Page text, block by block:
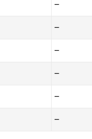
—
—
—
—
—
—